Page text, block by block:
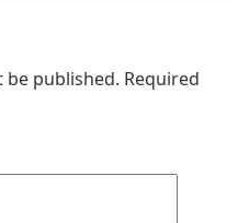
be published. Required